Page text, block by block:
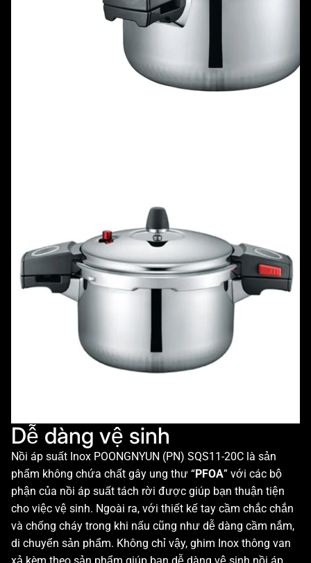
Dễ dàng vệ sinh
Nồi áp suất Inox POONGNYUN (PN) SQS11-20C là sản
phẩm không chứa chất gây ung thư “PFOA” với các bộ
phận của nồi áp suất tách rời được giúp bạn thuận tiện
cho việc vệ sinh. Ngoài ra, với thiết kế tay cầm chắc chắn
và chống cháy trong khi nấu cũng như dễ dàng cầm nắm,
di chuyển sản phẩm. Không chỉ vậy, ghim Inox thông van